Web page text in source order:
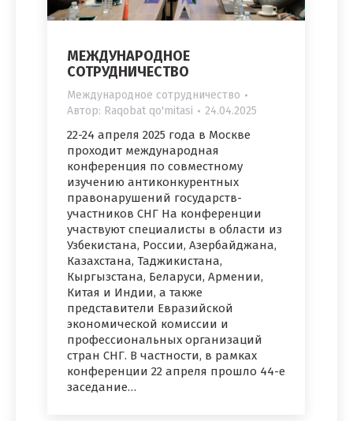
МЕЖДУНАРОДНОЕ
СОТРУДНИЧЕСТВО
Международное сотрудничество
Автор: Raqobat qo'mitasi 24.04.2025
22-24 апреля 2025 года в Москве
проходит международная
конференция по совместному
изучению антиконкурентных
правонарушений государств-
участников СНГ На конференции
участвуют специалисты в области из
Узбекистана, России, Азербайджана,
Казахстана, Таджикистана,
Кыргызстана, Беларуси, Армении,
Китая и Индии, а также
представители Евразийской
экономической комиссии и
профессиональных организаций
стран СНГ. В частности, в рамках
конференции 22 апреля прошло 44-е
заседание…